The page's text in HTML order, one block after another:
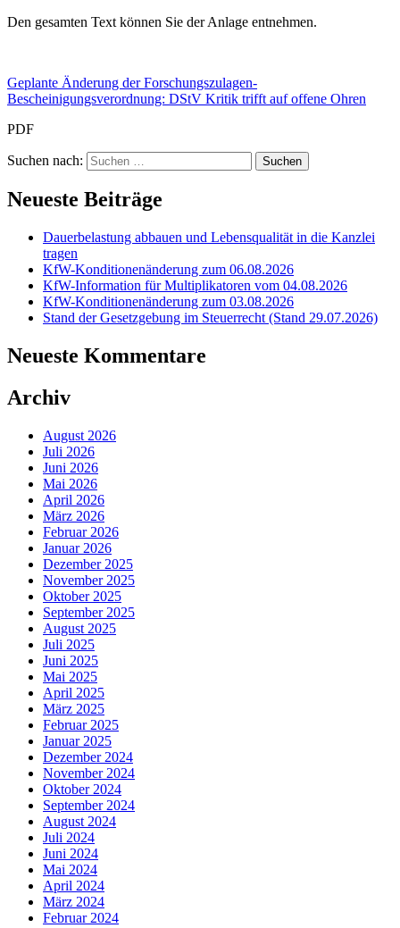
Den gesamten Text können Sie der Anlage entnehmen.
Geplante Änderung der Forschungszulagen-
Bescheinigungsverordnung: DStV Kritik trifft auf offene Ohren
PDF
Suchen nach:
Neueste Beiträge
Dauerbelastung abbauen und Lebensqualität in die Kanzlei
tragen
KfW-Konditionenänderung zum 06.08.2026
KfW-Information für Multiplikatoren vom 04.08.2026
KfW-Konditionenänderung zum 03.08.2026
Stand der Gesetzgebung im Steuerrecht (Stand 29.07.2026)
Neueste Kommentare
Archiv
August 2026
Juli 2026
Juni 2026
Mai 2026
April 2026
März 2026
Februar 2026
Januar 2026
Dezember 2025
November 2025
Oktober 2025
September 2025
August 2025
Juli 2025
Juni 2025
Mai 2025
April 2025
März 2025
Februar 2025
Januar 2025
Dezember 2024
November 2024
Oktober 2024
September 2024
August 2024
Juli 2024
Juni 2024
Mai 2024
April 2024
März 2024
Februar 2024